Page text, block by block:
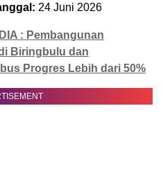
24 Juni 2026
: Pembangunan
Biringbulu dan
Progres Lebih dari 50%